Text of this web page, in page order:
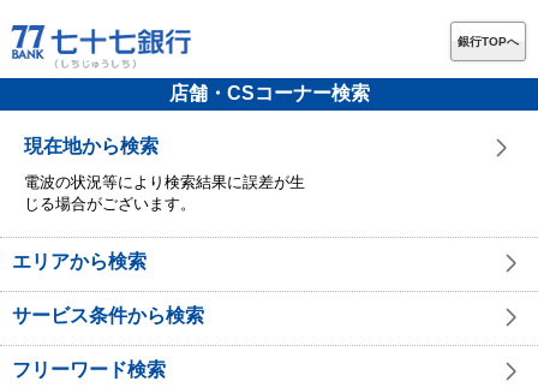
銀行TOPへ
店舗・CSコーナー検索
現在地から検索
電波の状況等により検索結果に誤差が生
じる場合がございます。
エリアから検索
サービス条件から検索
フリーワード検索